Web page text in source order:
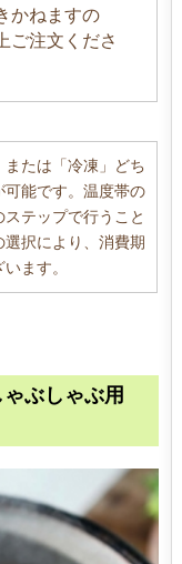
かねますの
ご注文くださ
または「冷凍」どち
可能です。温度帯の
テップで行うこと
択により、消費期
ます。
ぶしゃぶ用